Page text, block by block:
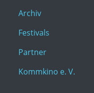
Archiv
Festivals
Partner
Kommkino e. V.